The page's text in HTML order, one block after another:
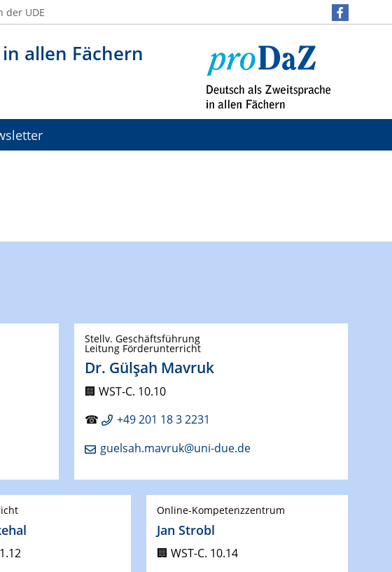
allen Fächern
der UDE
Stellv. Geschäftsführung
Leitung Förderunterricht
Dr. Gülşah Mavruk
🏢 WST-C. 10.10
☎
+49 201 18 3 2231
guelsah.mavruk@uni-due.de
Online-Kompetenzzentrum
Jan Strobl
🏢 WST-C. 10.14